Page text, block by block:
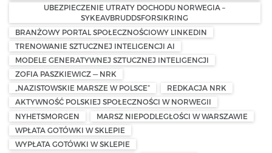
UBEZPIECZENIE UTRATY DOCHODU NORWEGIA –
SYKEAVBRUDDSFORSIKRING
BRANŻOWY PORTAL SPOŁECZNOŚCIOWY LINKEDIN
TRENOWANIE SZTUCZNEJ INTELIGENCJI AI
MODELE GENERATYWNEJ SZTUCZNEJ INTELIGENCJI
ZOFIA PASZKIEWICZ — NRK
„NAZISTOWSKIE MARSZE W POLSCE”
REDKACJA NRK
AKTYWNOŚĆ POLSKIEJ SPOŁECZNOŚCI W NORWEGII
NYHETSMORGEN
MARSZ NIEPODLEGŁOŚCI W WARSZAWIE
WPŁATA GOTÓWKI W SKLEPIE
WYPŁATA GOTÓWKI W SKLEPIE